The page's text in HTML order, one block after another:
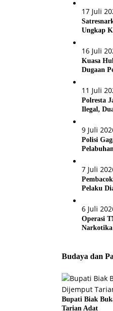
17 Juli
Ungkap
16 Juli
Kuasa
Dugaan
11 Juli
Polresta
Ilegal,
9 Juli
Polisi
7 Juli
Pelaku
6 Juli
Operasi
Budaya dan
Bupati Biak
Tarian Adat